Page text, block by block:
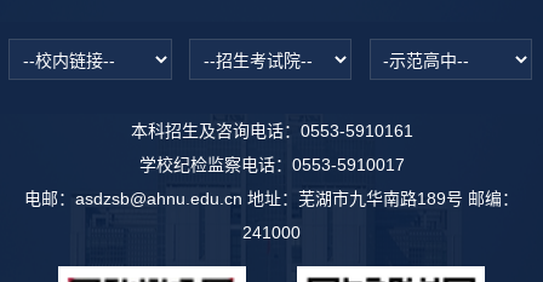
本科招生及咨询电话：0553-5910161
学校纪检监察电话：0553-5910017
电邮：asdzsb@ahnu.edu.cn 地址：芜湖市九华南路189号 邮编：
241000